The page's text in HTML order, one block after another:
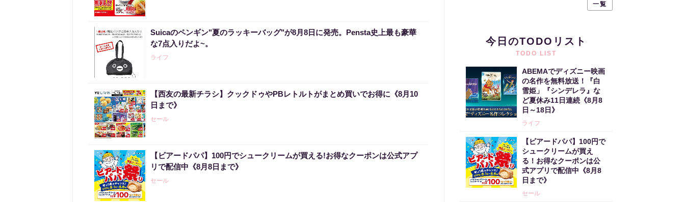
Suicaのペンギン"夏のラッキーバッグ"が8月8日に発売。Pensta史上最も豪華
な7点入りだよ~。
ライフ
【西友の最新チラシ】クックドゥやPBレトルトがまとめ買いでお得に《8月10
日まで》
セール
【ビアードパパ】100円でシュークリームが買える!お得なクーポンは公式アプ
リで配信中《8月8日まで》
セール
一覧
今日のTODOリスト
TODO LIST
ABEMAでディズニー映画
の名作を無料放送！『白
雪姫」『シンデレラ』な
ど夏休み11日連続《8月8
日～18日》
ライフ
【ビアードパパ】100円で
シュークリームが買え
る！お得なクーポンは公
式アプリで配信中《8月8
日まで》
セール